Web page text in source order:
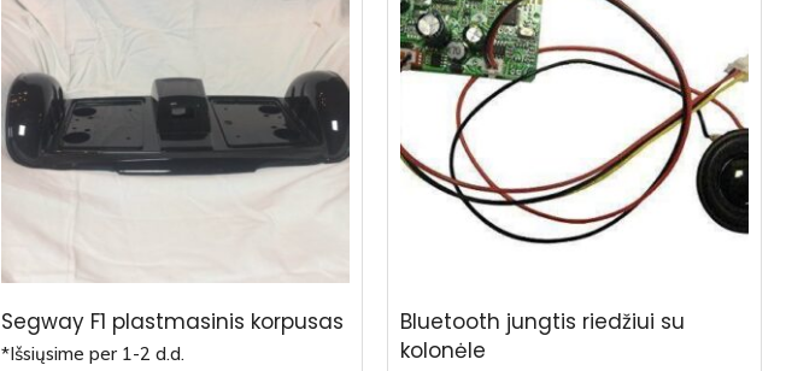
Segway F1 plastmasinis korpusas
*Išsiųsime per 1-2 d.d.
Bluetooth jungtis riedžiui su
kolonėle